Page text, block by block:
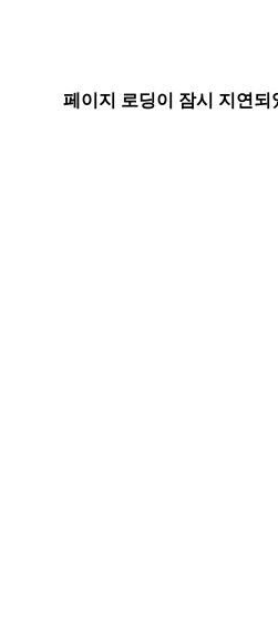
페이지 로딩이 잠시 지연